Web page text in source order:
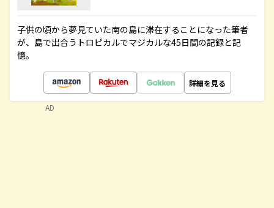
子供の頃から夢見ていた南の島に滞在することになった筆者
が、島で出合うトロピカルでマジカルな45日間の記録と記
憶。
詳細を見る
AD